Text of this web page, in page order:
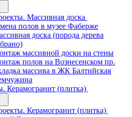
Массивная доска
полов в музее Фаберже
доска (порода дерева
массивной доски на стены
полов на Вознесенском пр.
массива в ЖК Балтийская
Керамогранит (плитка)
Керамогранит (плитка)